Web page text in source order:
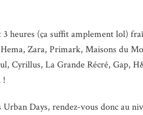
3 heures (ça suffit amplement lol)
Zara, Primark, Maisons du
Cyrillus, La Grande Récré, Gap,
!
Days, rendez-vous donc au